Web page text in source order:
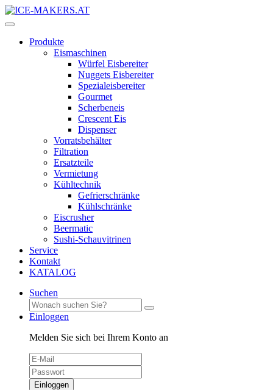
Produkte
Eismaschinen
Würfel Eisbereiter
Nuggets Eisbereiter
Spezialeisbereiter
Gourmet
Scherbeneis
Crescent Eis
Dispenser
Vorratsbehälter
Filtration
Ersatzteile
Vermietung
Kühltechnik
Gefrierschränke
Kühlschränke
Eiscrusher
Beermatic
Sushi-Schauvitrinen
Service
Kontakt
KATALOG
Suchen
Einloggen
Melden Sie sich bei Ihrem Konto an
Einloggen